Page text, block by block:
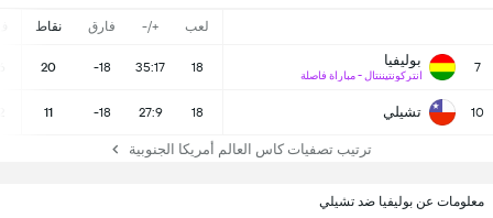
لعب +/- فارق نقاط
7 بوليفيا
انتركونتيننتال - مباراة فاصلة
18
35:17
-18
20
10 تشيلي 18
27:9
-18
11
ترتيب تصفيات كاس العالم أمريكا الجنوبية
معلومات عن بوليفيا ضد تشيلي